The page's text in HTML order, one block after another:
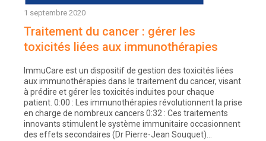
1 septembre 2020
Traitement du cancer : gérer les
toxicités liées aux immunothérapies
ImmuCare est un dispositif de gestion des toxicités liées
aux immunothérapies dans le traitement du cancer, visant
à prédire et gérer les toxicités induites pour chaque
patient. 0:00 : Les immunothérapies révolutionnent la prise
en charge de nombreux cancers 0:32 : Ces traitements
innovants stimulent le système immunitaire occasionnent
des effets secondaires (Dr Pierre-Jean Souquet)…